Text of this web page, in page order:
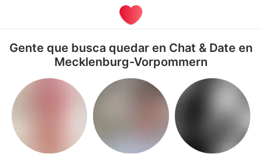
Gente que busca quedar en Chat & Date en
Mecklenburg-Vorpommern